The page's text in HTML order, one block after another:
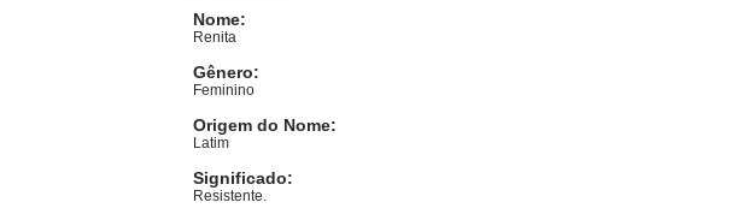
Nome:
Renita
Gênero:
Feminino
Origem do Nome:
Latim
Significado:
Resistente.